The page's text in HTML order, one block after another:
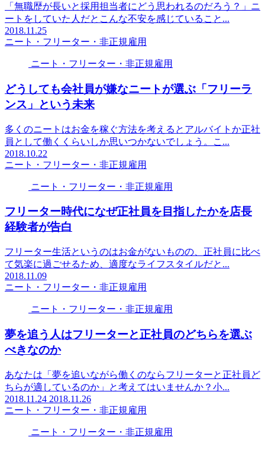
「無職歴が長いと採用担当者にどう思われるのだろう？」ニ
ートをしていた人だとこんな不安を感じていること...
2018.11.25
ニート・フリーター・非正規雇用
ニート・フリーター・非正規雇用
どうしても会社員が嫌なニートが選ぶ「フリーラ
ンス」という未来
多くのニートはお金を稼ぐ方法を考えるとアルバイトか正社
員として働くくらいしか思いつかないでしょう。こ...
2018.10.22
ニート・フリーター・非正規雇用
ニート・フリーター・非正規雇用
フリーター時代になぜ正社員を目指したかを店長
経験者が告白
フリーター生活というのはお金がないものの、正社員に比べ
て気楽に過ごせるため、適度なライフスタイルだと...
2018.11.09
ニート・フリーター・非正規雇用
ニート・フリーター・非正規雇用
夢を追う人はフリーターと正社員のどちらを選ぶ
べきなのか
あなたは「夢を追いながら働くのならフリーターと正社員ど
ちらが適しているのか」と考えてはいませんか？小...
2018.11.24 2018.11.26
ニート・フリーター・非正規雇用
ニート・フリーター・非正規雇用